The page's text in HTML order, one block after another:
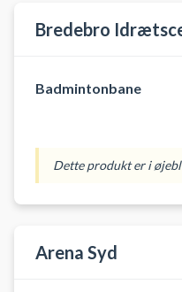
Bredebro
Badmintonbane
Dette produkt er i
Arena Syd